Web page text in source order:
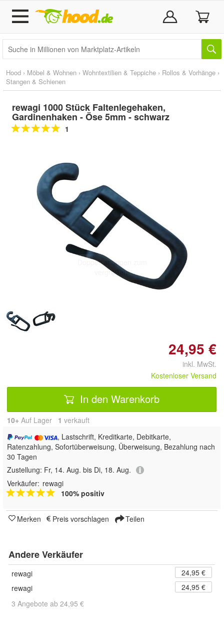
Hood › Möbel & Wohnen › Wohntextilien & Teppiche › Rollos & Vorhänge ›
Stangen & Schienen
rewagi 1000 Stück Faltenlegehaken,
Gardinenhaken - Öse 5mm - schwarz
1
Doppelt antippen zum
vergrößern
24,95 €
inkl. MwSt.
Kostenloser Versand
In den Warenkorb
10+ Auf Lager 1 verkauft
, Lastschrift, Kreditkarte, Debitkarte,
Ratenzahlung, Sofortüberweisung, Überweisung, Bezahlung nach
30 Tagen
Zustellung: Fr, 14. Aug. bis Di, 18. Aug.
Verkäufer: rewagi
100% positiv
Merken Preis vorschlagen Teilen
Andere Verkäufer
rewagi
24,95 €
rewagi
24,95 €
3 Angebote ab 24,95 €